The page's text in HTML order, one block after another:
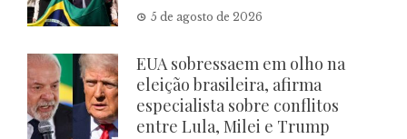
5 de agosto de 2026
EUA sobressaem em olho na
eleição brasileira, afirma
especialista sobre conflitos
entre Lula, Milei e Trump